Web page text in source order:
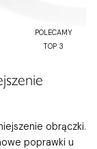
POLECAMY
TOP 3
obrączki.
poprawki u